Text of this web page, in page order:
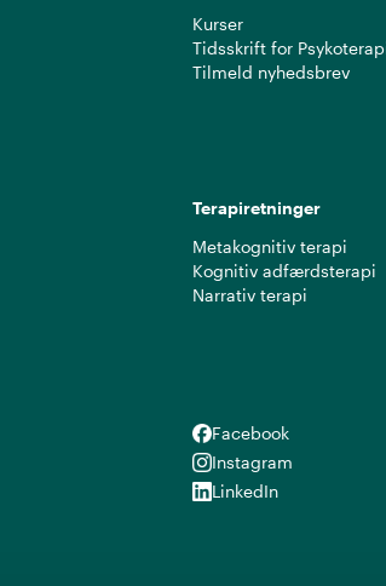
Kurser
Tidsskrift for
Tilmeld nyhedsbrev
Terapiretninger
Metakognitiv terapi
Kognitiv adfærdsterapi
Narrativ terapi
Facebook
Facebook
Instagram
Instagram
LinkedIn
LinkedIn